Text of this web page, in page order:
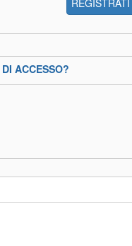
REGISTRATI
ACCESSO?